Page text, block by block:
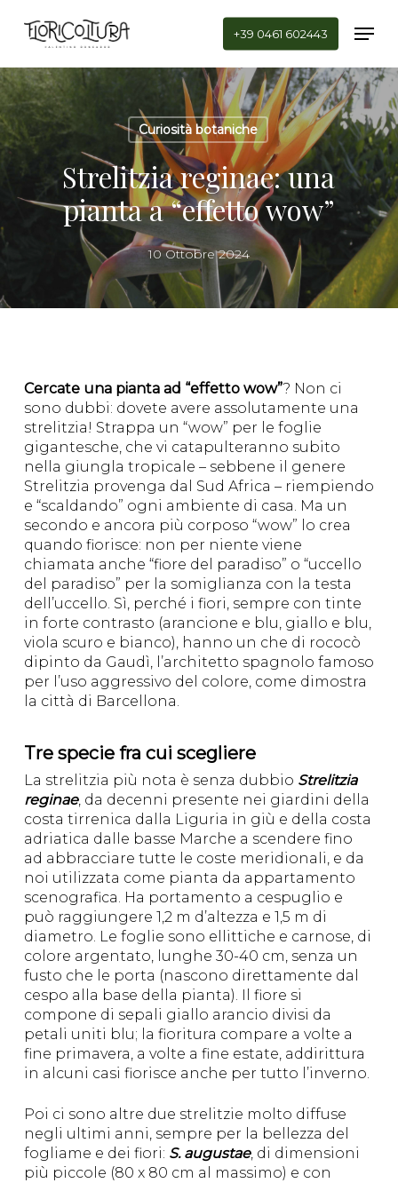
content
+39 0461 602443
Curiosità botaniche
Strelitzia reginae: una
pianta a “effetto wow”
10 Ottobre 2024
Cercate una pianta ad “effetto wow”? Non ci
sono dubbi: dovete avere assolutamente una
strelitzia! Strappa un “wow” per le foglie
gigantesche, che vi catapulteranno subito
nella giungla tropicale – sebbene il genere
Strelitzia provenga dal Sud Africa – riempiendo
e “scaldando” ogni ambiente di casa. Ma un
secondo e ancora più corposo “wow” lo crea
quando fiorisce: non per niente viene
chiamata anche “fiore del paradiso” o “uccello
del paradiso” per la somiglianza con la testa
dell’uccello. Sì, perché i fiori, sempre con tinte
in forte contrasto (arancione e blu, giallo e blu,
viola scuro e bianco), hanno un che di rococò
dipinto da Gaudì, l’architetto spagnolo famoso
per l’uso aggressivo del colore, come dimostra
la città di Barcellona.
Tre specie fra cui scegliere
La strelitzia più nota è senza dubbio Strelitzia
reginae, da decenni presente nei giardini della
costa tirrenica dalla Liguria in giù e della costa
adriatica dalle basse Marche a scendere fino
ad abbracciare tutte le coste meridionali, e da
noi utilizzata come pianta da appartamento
scenografica. Ha portamento a cespuglio e
può raggiungere 1,2 m d’altezza e 1,5 m di
diametro. Le foglie sono ellittiche e carnose, di
colore argentato, lunghe 30-40 cm, senza un
fusto che le porta (nascono direttamente dal
cespo alla base della pianta). Il fiore si
compone di sepali giallo arancio divisi da
petali uniti blu; la fioritura compare a volte a
fine primavera, a volte a fine estate, addirittura
in alcuni casi fiorisce anche per tutto l’inverno.
Poi ci sono altre due strelitzie molto diffuse
negli ultimi anni, sempre per la bellezza del
fogliame e dei fiori: S. augustae, di dimensioni
più piccole (80 x 80 cm al massimo) e con
Menu